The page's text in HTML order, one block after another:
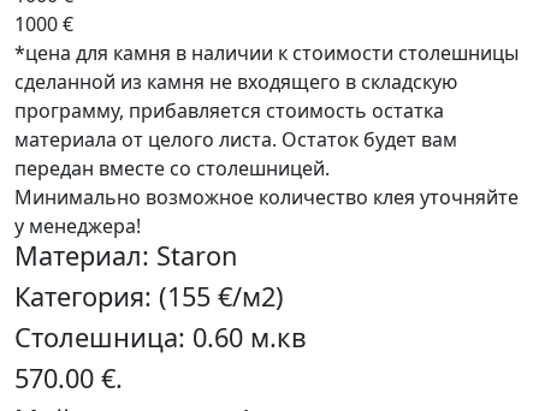
1000 €
*цена для камня в наличии к стоимости столешницы
сделанной из камня не входящего в складскую
программу, прибавляется стоимость остатка
материала от целого листа. Остаток будет вам
передан вместе со столешницей.
Минимально возможное количество клея уточняйте
у менеджера!
Материал: Staron
Категория: (155 €/м2)
Столешница: 0.60 м.кв
570.00 €.